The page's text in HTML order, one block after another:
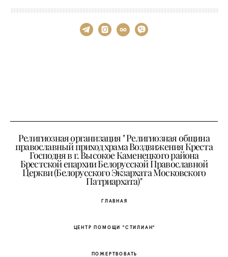
Религиозная организация " Религиозная община
православный приход храма Воздвижения Креста
Господня в г. Высокое Каменецкого района
Брестской епархии Белорусской Православной
Церкви (Белорусского Экзархата Московского
Патриархата)"
ГЛАВНАЯ
ЦЕНТР ПОМОЩИ "СТИЛИАН"
ПОЖЕРТВОВАТЬ